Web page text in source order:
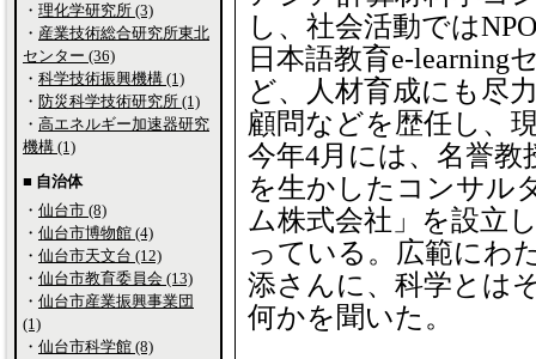
し、社会活動では
日本語教育e-learning
ど、人材育成にも尽
顧問などを歴任し、
今年4月には、名誉
を生かしたコンサル
ム株式会社」を設立
っている。広範にわ
添さんに、科学とは
何かを聞いた。
・ 理化学研究所 (3)
・ 産業技術総合研究所東北
センター (36)
・ 科学技術振興機構 (1)
・ 防災科学技術研究所 (1)
・ 高エネルギー加速器研究
機構 (1)
■ 自治体
・ 仙台市 (8)
・ 仙台市博物館 (4)
・ 仙台市天文台 (12)
・ 仙台市教育委員会 (13)
・ 仙台市産業振興事業団
(1)
・ 仙台市科学館 (8)